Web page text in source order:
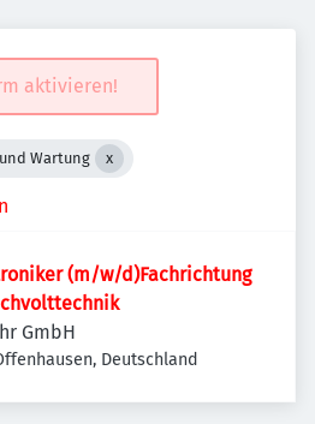
aktivieren!
Wartung
(m/w/d)Fachrichtung
GmbH
Deutschland